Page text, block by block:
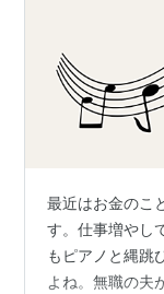
最近はお金のこ
す。仕事増やし
もピアノと縄跳
よね。無職の夫